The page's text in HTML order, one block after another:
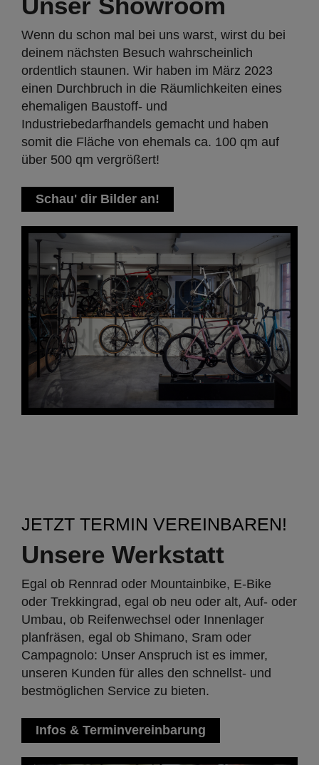
Wenn du schon mal bei uns warst, wirst du bei
deinem nächsten Besuch wahrscheinlich
ordentlich staunen. Wir haben im März 2023
einen Durchbruch in die Räumlichkeiten eines
ehemaligen Baustoff- und
Industriebedarfhandels gemacht und haben
somit die Fläche von ehemals ca. 100 qm auf
über 500 qm vergrößert!
Schau' dir Bilder an!
JETZT TERMIN VEREINBAREN!
Unsere Werkstatt
Egal ob Rennrad oder Mountainbike, E-Bike
oder Trekkingrad, egal ob neu oder alt, Auf- oder
Umbau, ob Reifenwechsel oder Innenlager
planfräsen, egal ob Shimano, Sram oder
Campagnolo: Unser Anspruch ist es immer,
unseren Kunden für alles den schnellst- und
bestmöglichen Service zu bieten.
Infos & Terminvereinbarung